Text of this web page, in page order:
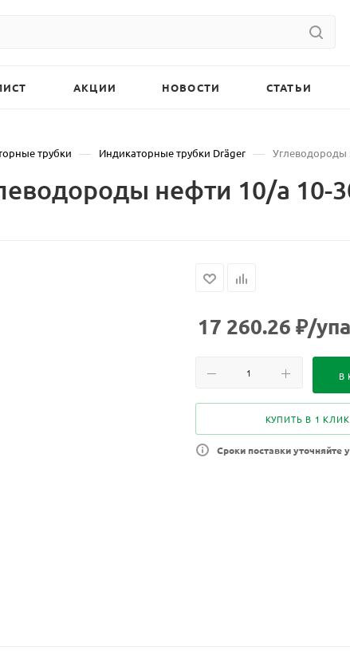
АКЦИИ НОВОСТИ СТАТЬИ
трубки — Индикаторные трубки Dräger — Углеводороды
нефти 10/а 10-
17 260.26 ₽/
В
КУПИТЬ В 1 КЛИК
Сроки поставки уточняйте